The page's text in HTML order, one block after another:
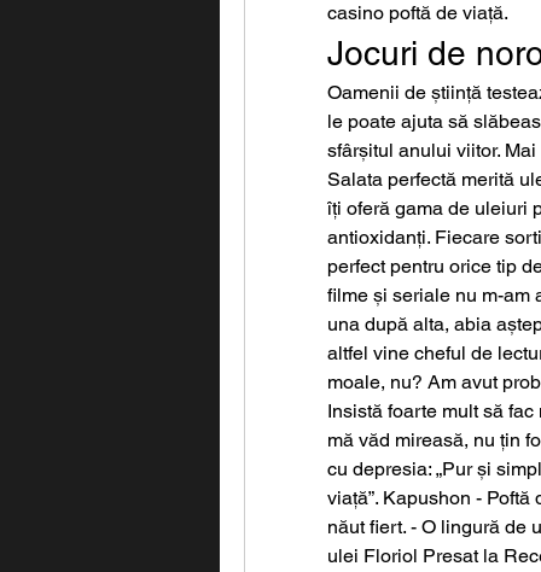
casino poftă de viață.
Jocuri de
Oamenii de știință
le poate ajuta să
sfârșitul anului viitor.
Salata perfectă merită
îți oferă gama de uleiuri
antioxidanți. Fiecare
perfect pentru orice tip
filme și seriale nu m-am
una după alta, abia
altfel vine cheful de
moale, nu? Am avut
Insistă foarte mult să
mă văd mireasă, nu țin
cu depresia: „Pur și
viață”. Kapushon -
năut fiert. - O lingură de
ulei Floriol Presat la